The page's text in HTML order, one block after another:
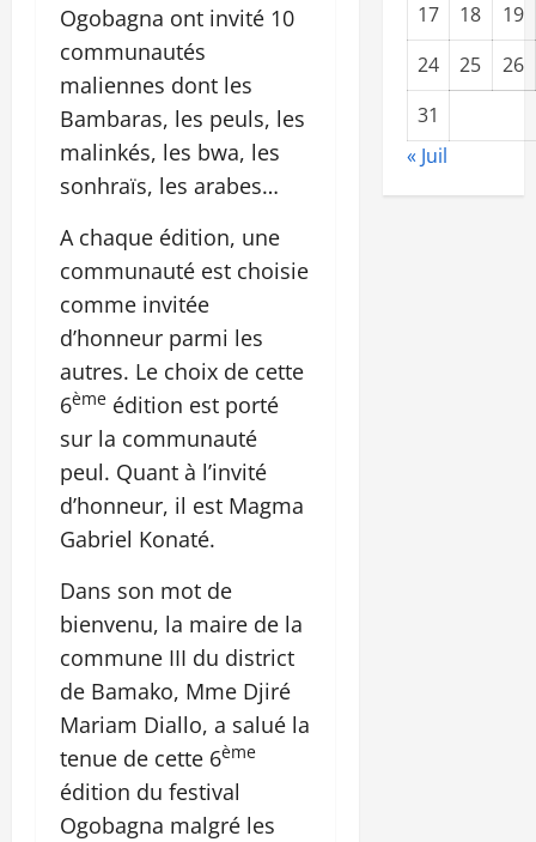
Ogobagna ont invité 10
communautés
maliennes dont les
Bambaras, les peuls, les
malinkés, les bwa, les
sonhraïs, les arabes…
A chaque édition, une
communauté est choisie
comme invitée
d’honneur parmi les
autres. Le choix de cette
6ème édition est porté
sur la communauté
peul. Quant à l’invité
d’honneur, il est Magma
Gabriel Konaté.
Dans son mot de
bienvenu, la maire de la
commune III du district
de Bamako, Mme Djiré
Mariam Diallo, a salué la
tenue de cette 6ème
édition du festival
Ogobagna malgré les
17
18
19
24
25
26
31
« Juil